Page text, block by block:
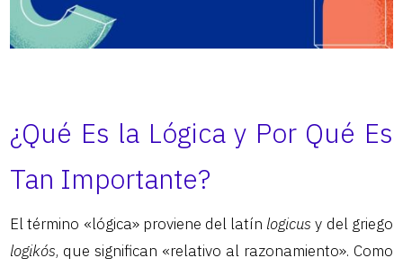
¿Qué Es la Lógica y Por Qué Es
Tan Importante?
El término «lógica» proviene del latín logicus y del griego
logikós, que significan «relativo al razonamiento». Como